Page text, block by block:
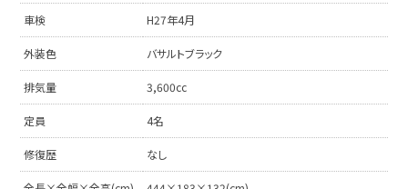
車検 H27年4月
外装色 バサルトブラック
排気量 3,600cc
定員 4名
修復歴 なし